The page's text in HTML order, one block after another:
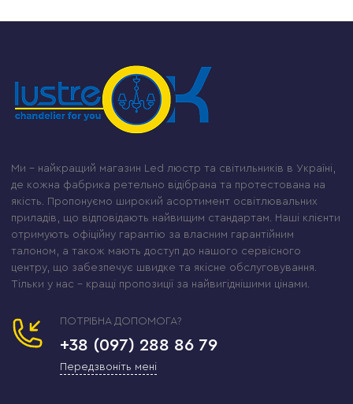
Ми – найкращий магазин Led люстр та світильників в Україні,
де кожна фабрика ретельно відібрана та протестована на
якість. Пропонуємо широкий асортимент освітлювальних
приладів, що відповідають найвищим стандартам. Наші клієнти
отримують офіційну гарантію за власним гарантійним
талоном, а також мають доступ до нашого сервісного
центру, що забезпечує швидке та якісне обслуговування.
Тільки у нас – кращі пропозиції за найвигіднішими цінами.
ПОТРІБНА ДОПОМОГА?
+38 (097) 288 86 79
Передзвоніть мені